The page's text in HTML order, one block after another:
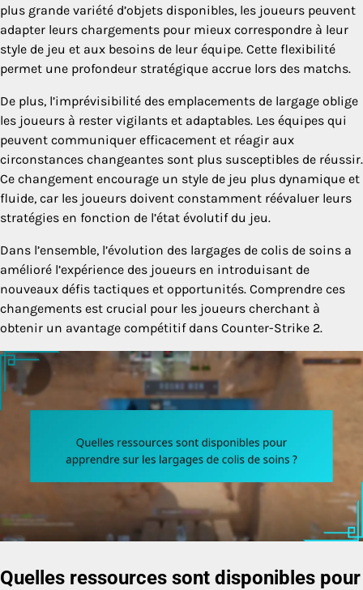
plus grande variété d’objets disponibles, les joueurs peuvent
adapter leurs chargements pour mieux correspondre à leur
style de jeu et aux besoins de leur équipe. Cette flexibilité
permet une profondeur stratégique accrue lors des matchs.
De plus, l’imprévisibilité des emplacements de largage oblige
les joueurs à rester vigilants et adaptables. Les équipes qui
peuvent communiquer efficacement et réagir aux
circonstances changeantes sont plus susceptibles de réussir.
Ce changement encourage un style de jeu plus dynamique et
fluide, car les joueurs doivent constamment réévaluer leurs
stratégies en fonction de l’état évolutif du jeu.
Dans l’ensemble, l’évolution des largages de colis de soins a
amélioré l’expérience des joueurs en introduisant de
nouveaux défis tactiques et opportunités. Comprendre ces
changements est crucial pour les joueurs cherchant à
obtenir un avantage compétitif dans Counter-Strike 2.
Quelles ressources sont disponibles pour